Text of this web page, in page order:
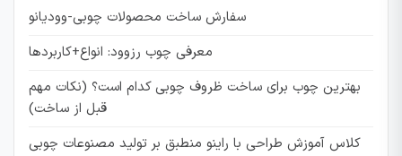
سفارش ساخت محصولات چوبی-وودیانو
معرفی چوب رزوود: انواع+کاربردها
بهترین چوب برای ساخت ظروف چوبی کدام است؟ (نکات مهم
قبل از ساخت)
کلاس آموزش طراحی با راینو منطبق بر تولید مصنوعات چوبی